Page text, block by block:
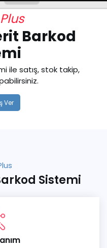
Plus
Barkod
ile satış, stok takip,
Ver
Sistemi